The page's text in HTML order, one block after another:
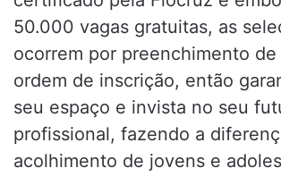
50.000 vagas gratuitas, as
ocorrem por preenchimento
ordem de inscrição, então
seu espaço e invista no seu
profissional, fazendo a
acolhimento de jovens e